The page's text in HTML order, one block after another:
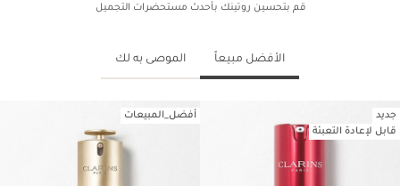
قم بتحسين روتينك بأحدث مستحضرات التجميل
الأفضل مبيعاً الموصى به لك
جديد
قابل لإعادة التعبئة
أفضل_المبيعات